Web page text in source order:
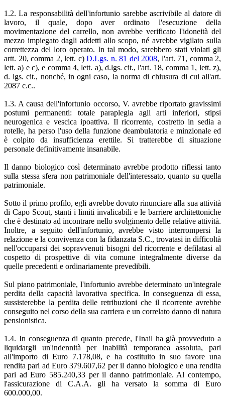
1.2. La responsabilità dell'infortunio sarebbe ascrivibile al datore di
lavoro, il quale, dopo aver ordinato l'esecuzione della
movimentazione del carrello, non avrebbe verificato l'idoneità del
mezzo impiegato dagli addetti allo scopo, né avrebbe vigilato sulla
correttezza del loro operato. In tal modo, sarebbero stati violati gli
artt. 20, comma 2, lett. c) D.Lgs. n. 81 del 2008, l'art. 71, comma 2,
lett. a) e c), e comma 4, lett. a), d.lgs. cit., l'art. 18, comma 1, lett. z),
d. lgs. cit., nonché, in ogni caso, la norma di chiusura di cui all'art.
2087 c.c..
1.3. A causa dell'infortunio occorso, V. avrebbe riportato gravissimi
postumi permanenti: totale paraplegia agli arti inferiori, stipsi
neurogenica e vescica ipoattiva. Il ricorrente, costretto in sedia a
rotelle, ha perso l'uso della funzione deambulatoria e minzionale ed
è colpito da insufficienza erettile. Si tratterebbe di situazione
personale definitivamente insanabile.
Il danno biologico così determinato avrebbe prodotto riflessi tanto
sulla stessa sfera non patrimoniale dell'interessato, quanto su quella
patrimoniale.
Sotto il primo profilo, egli avrebbe dovuto rinunciare alla sua attività
di Capo Scout, stanti i limiti invalicabili e le barriere architettoniche
che è destinato ad incontrare nello svolgimento delle relative attività.
Inoltre, a seguito dell'infortunio, avrebbe visto interrompersi la
relazione e la convivenza con la fidanzata S.C., trovatasi in difficoltà
nell'occuparsi dei sopravvenuti bisogni del ricorrente e defilatasi al
cospetto di prospettive di vita comune integralmente diverse da
quelle precedenti e ordinariamente prevedibili.
Sul piano patrimoniale, l'infortunio avrebbe determinato un'integrale
perdita della capacità lavorativa specifica. In conseguenza di essa,
sussisterebbe la perdita delle retribuzioni che il ricorrente avrebbe
conseguito nel corso della sua carriera e un correlato danno di natura
pensionistica.
1.4. In conseguenza di quanto precede, l'Inail ha già provveduto a
liquidargli un'indennità per inabilità temporanea assoluta, pari
all'importo di Euro 7.178,08, e ha costituito in suo favore una
rendita pari ad Euro 379.607,62 per il danno biologico e una rendita
pari ad Euro 585.240,33 per il danno patrimoniale. Al contempo,
l'assicurazione di C.A.A. gli ha versato la somma di Euro
600.000,00.